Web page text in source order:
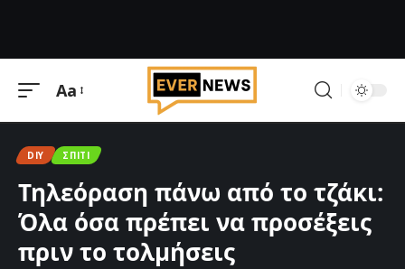
Μεγέθυνση
Aa
DIY ΣΠΊΤΙ
Τηλεόραση πάνω από το τζάκι:
Όλα όσα πρέπει να προσέξεις
πριν το τολμήσεις